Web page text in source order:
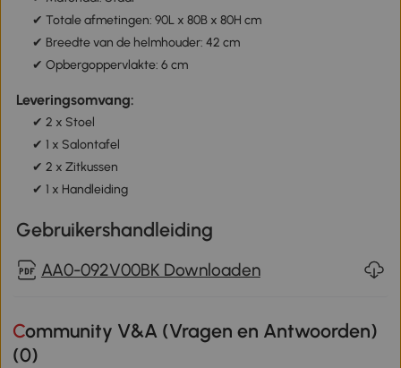
✔ Totale afmetingen: 90L x 80B x 80H cm
✔ Breedte van de helmhouder: 42 cm
✔ Opbergoppervlakte: 6 cm
Leveringsomvang:
✔ 2 x Stoel
✔ 1 x Salontafel
✔ 2 x Zitkussen
✔ 1 x Handleiding
Gebruikershandleiding
AA0-092V00BK Downloaden
Community V&A (Vragen en Antwoorden)
(0)